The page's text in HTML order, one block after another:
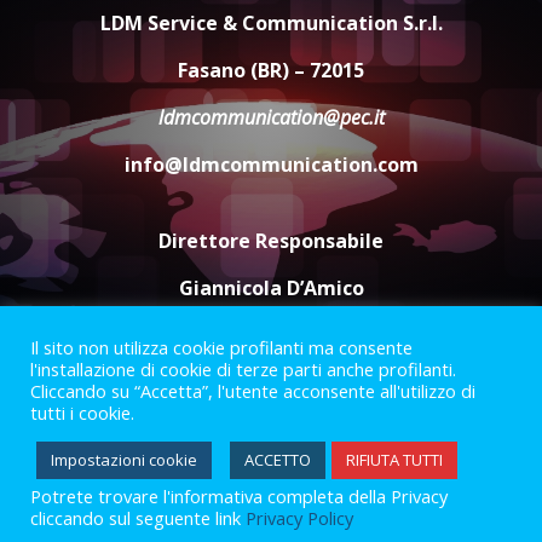
appuntamento con “Fasano in
7 Agosto 2026 06:05
US Fasano, Scianaro: “Profonda
amarezza per esclusione dal
campionato di calcio”
7 Agosto 2026 06:00
LDM Service & Communication S.r.l.
Fasano (BR) – 72015
ldmcommunication@pec.it
info@ldmcommunication.com
Direttore Responsabile
Giannicola D’Amico
Termini e Condizioni
Privacy Policy
Informazioni Legali
Facebook
Instagram
Youtube
2023 © Gofasano|Powered byCreativestudio
Il sito non utilizza cookie profilanti ma consente
l'installazione di cookie di terze parti anche profilanti.
Cliccando su “Accetta”, l'utente acconsente all'utilizzo di
tutti i cookie.
Impostazioni cookie ACCETTO RIFIUTA TUTTI
Potrete trovare l'informativa completa della Privacy
cliccando sul seguente link Privacy Policy